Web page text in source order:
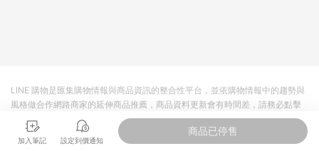
加入筆記 設定到價通知
商品已停售
LINE 購物是匯集購物情報與商品資訊的整合性平台，並依購物情報中的趨勢與
風格做合作網路商家的延伸商品推薦，商品資料更新會有時間差，請務必點擊
商品至各合作網路商家，確認現售價與購物條件，一切資訊以合作廠商網頁為
準。